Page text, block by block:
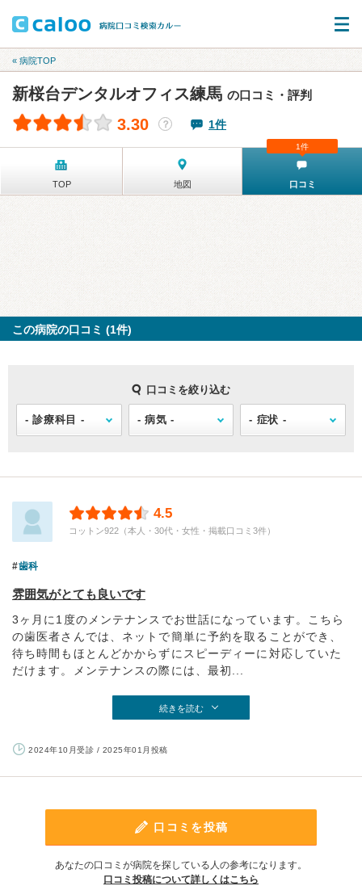
« 病院TOP
新桜台デンタルオフィス練馬 の口コミ・評判
3.30 ？ 1件
TOP 地図 口コミ
1件
この病院の口コミ (1件)
口コミを絞り込む
4.5
コットン922（本人・30代・女性・掲載口コミ3件）
歯科
雰囲気がとても良いです
3ヶ月に1度のメンテナンスでお世話になっています。こちら
の歯医者さんでは、ネットで簡単に予約を取ることができ、
待ち時間もほとんどかからずにスピーディーに対応していた
だけます。メンテナンスの際には、最初...
続きを読む
2024年10月受診 / 2025年01月投稿
口コミを投稿
あなたの口コミが病院を探している人の参考になります。
口コミ投稿について詳しくはこちら